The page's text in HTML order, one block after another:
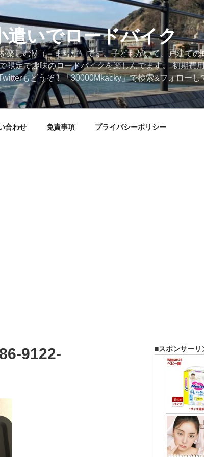
遣いでロードバイク
楽しむM（＝まちだ）です。子どもがいて、戸建て
限定で趣味のロードバイクを楽しんでます。 初期費
もどうぞ！「30000Mkacky」で検索&フォローし
合わせ 免責事項 プライバシーポリシー
9122-
■スポンサーリ